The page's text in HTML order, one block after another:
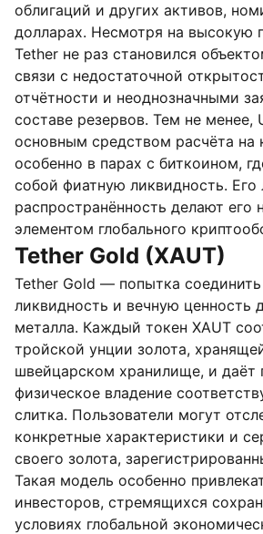
облигаций и других активов,
долларах. Несмотря на высокую
Tether не раз становился
связи с недостаточной
отчётности и неоднозначными
составе резервов. Тем не менее,
основным средством расчёта на
особенно в парах с биткоином,
собой фиатную ликвидность. Его
распространённость делают его
элементом глобального
Tether Gold (XAUT)
Tether Gold — попытка
ликвидность и вечную ценность
металла. Каждый токен XAUT
тройской унции золота,
швейцарском хранилище, и даёт
физическое владение
слитка. Пользователи могут
конкретные характеристики и
своего золота,
Такая модель особенно
инвесторов, стремящихся
условиях глобальной